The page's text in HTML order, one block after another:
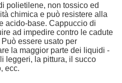
polietilene, non tossico ed
chimica e può resistere alla
acido-base. Cappuccio di
ad impedire contro le cadute
essere usato per
la maggior parte dei liquidi -
leggeri, la pittura, il succo
ecc.